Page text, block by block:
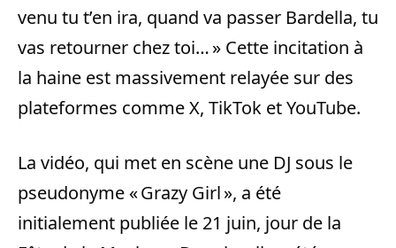
venu tu t’en ira, quand va passer Bardella, tu
vas retourner chez toi… » Cette incitation à
la haine est massivement relayée sur des
plateformes comme X, TikTok et YouTube.
La vidéo, qui met en scène une DJ sous le
pseudonyme « Grazy Girl », a été
initialement publiée le 21 juin, jour de la